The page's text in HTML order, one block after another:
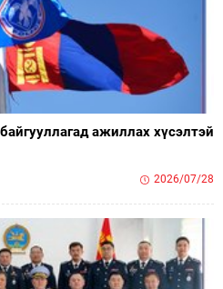
ажиллах хүсэлтэй
2026/07/28